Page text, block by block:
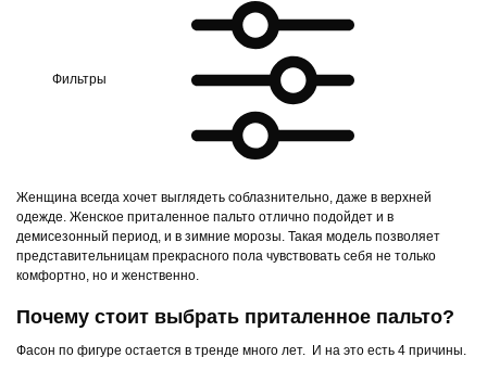
Фильтры
Женщина всегда хочет выглядеть соблазнительно, даже в верхней
одежде. Женское приталенное пальто отлично подойдет и в
демисезонный период, и в зимние морозы. Такая модель позволяет
представительницам прекрасного пола чувствовать себя не только
комфортно, но и женственно.
Почему стоит выбрать приталенное пальто?
Фасон по фигуре остается в тренде много лет. И на это есть 4 причины.